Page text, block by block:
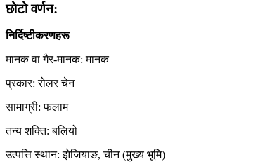
छोटो वर्णन:
निर्दिष्टीकरणहरू
मानक वा गैर-मानक: मानक
प्रकार: रोलर चेन
सामाग्री: फलाम
तन्य शक्ति: बलियो
उत्पत्ति स्थान: झेजियाङ, चीन (मुख्य भूमि)